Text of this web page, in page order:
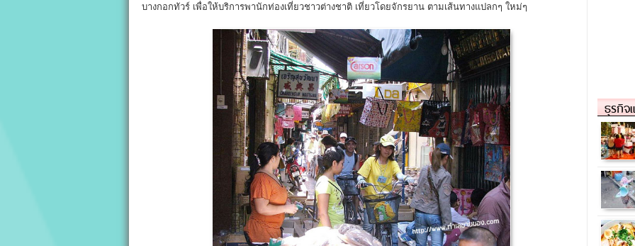
บางกอกทัวร์ เพื่อให้บริการพานักท่องเที่ยวชาวต่างชาติ เที่ยวโดยจักรยาน ตามเส้นทางแปลกๆ ใหม่ๆ
ธุรกิจ